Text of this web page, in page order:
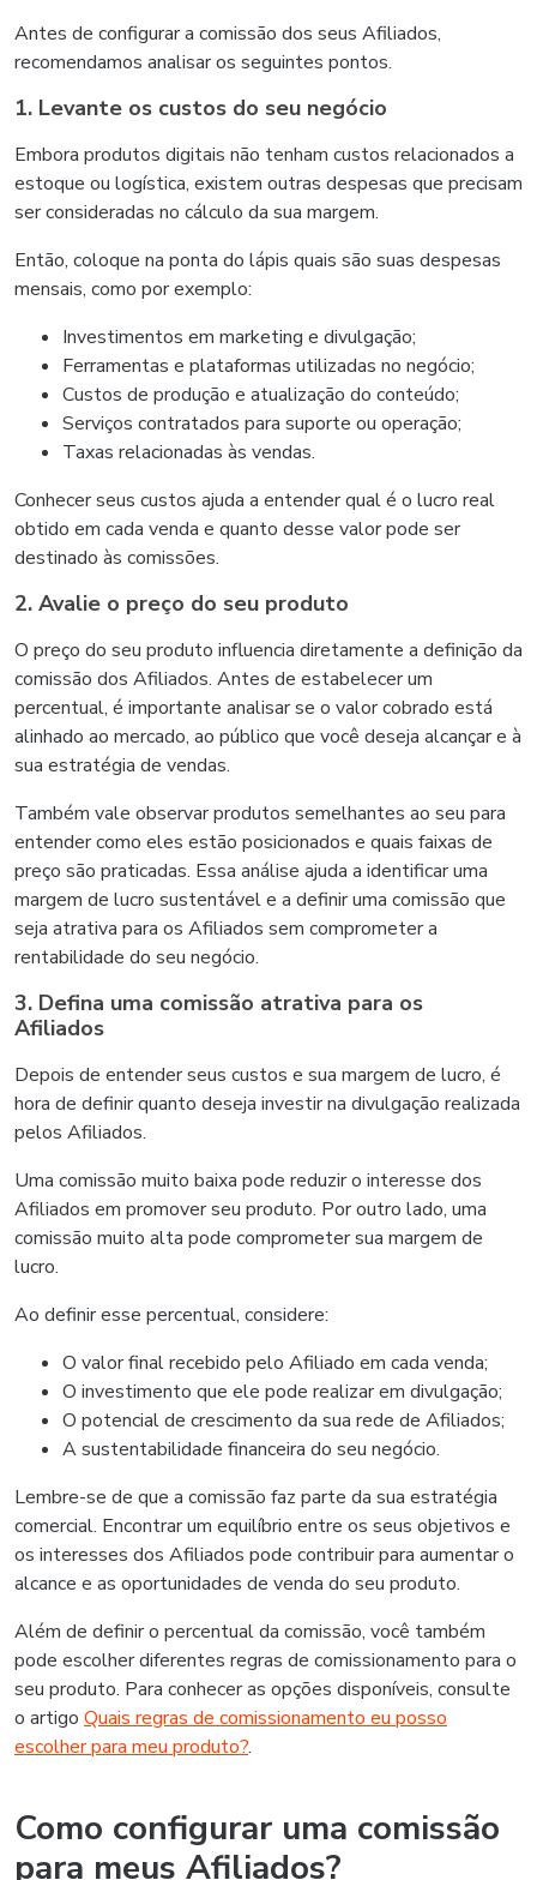
Antes de configurar a comissão dos seus Afiliados,
recomendamos analisar os seguintes pontos.
1. Levante os custos do seu negócio
Embora produtos digitais não tenham custos relacionados a
estoque ou logística, existem outras despesas que precisam
ser consideradas no cálculo da sua margem.
Então, coloque na ponta do lápis quais são suas despesas
mensais, como por exemplo:
Investimentos em marketing e divulgação;
Ferramentas e plataformas utilizadas no negócio;
Custos de produção e atualização do conteúdo;
Serviços contratados para suporte ou operação;
Taxas relacionadas às vendas.
Conhecer seus custos ajuda a entender qual é o lucro real
obtido em cada venda e quanto desse valor pode ser
destinado às comissões.
2. Avalie o preço do seu produto
O preço do seu produto influencia diretamente a definição da
comissão dos Afiliados. Antes de estabelecer um
percentual, é importante analisar se o valor cobrado está
alinhado ao mercado, ao público que você deseja alcançar e à
sua estratégia de vendas.
Também vale observar produtos semelhantes ao seu para
entender como eles estão posicionados e quais faixas de
preço são praticadas. Essa análise ajuda a identificar uma
margem de lucro sustentável e a definir uma comissão que
seja atrativa para os Afiliados sem comprometer a
rentabilidade do seu negócio.
3. Defina uma comissão atrativa para os
Afiliados
Depois de entender seus custos e sua margem de lucro, é
hora de definir quanto deseja investir na divulgação realizada
pelos Afiliados.
Uma comissão muito baixa pode reduzir o interesse dos
Afiliados em promover seu produto. Por outro lado, uma
comissão muito alta pode comprometer sua margem de
lucro.
Ao definir esse percentual, considere:
O valor final recebido pelo Afiliado em cada venda;
O investimento que ele pode realizar em divulgação;
O potencial de crescimento da sua rede de Afiliados;
A sustentabilidade financeira do seu negócio.
Lembre-se de que a comissão faz parte da sua estratégia
comercial. Encontrar um equilíbrio entre os seus objetivos e
os interesses dos Afiliados pode contribuir para aumentar o
alcance e as oportunidades de venda do seu produto.
Além de definir o percentual da comissão, você também
pode escolher diferentes regras de comissionamento para o
seu produto. Para conhecer as opções disponíveis, consulte
o artigo Quais regras de comissionamento eu posso
escolher para meu produto?.
Como configurar uma comissão
para meus Afiliados?